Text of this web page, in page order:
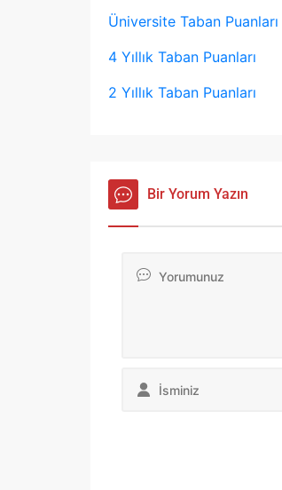
Üniversite Taban Puanları
4 Yıllık Taban Puanları
2 Yıllık Taban Puanları
Bir Yorum Yazın